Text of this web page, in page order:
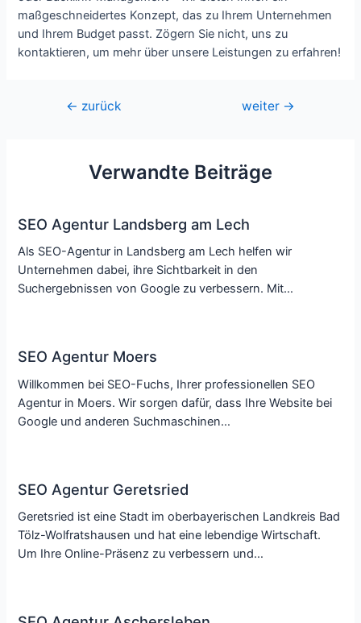
maßgeschneidertes Konzept, das zu Ihrem Unternehmen
und Ihrem Budget passt. Zögern Sie nicht, uns zu
kontaktieren, um mehr über unsere Leistungen zu erfahren!
Beitragsnavigation
← zurück weiter →
Verwandte Beiträge
SEO Agentur Landsberg am Lech
Als SEO-Agentur in Landsberg am Lech helfen wir
Unternehmen dabei, ihre Sichtbarkeit in den
Suchergebnissen von Google zu verbessern. Mit…
SEO Agentur Moers
Willkommen bei SEO-Fuchs, Ihrer professionellen SEO
Agentur in Moers. Wir sorgen dafür, dass Ihre Website bei
Google und anderen Suchmaschinen…
SEO Agentur Geretsried
Geretsried ist eine Stadt im oberbayerischen Landkreis Bad
Tölz-Wolfratshausen und hat eine lebendige Wirtschaft.
Um Ihre Online-Präsenz zu verbessern und…